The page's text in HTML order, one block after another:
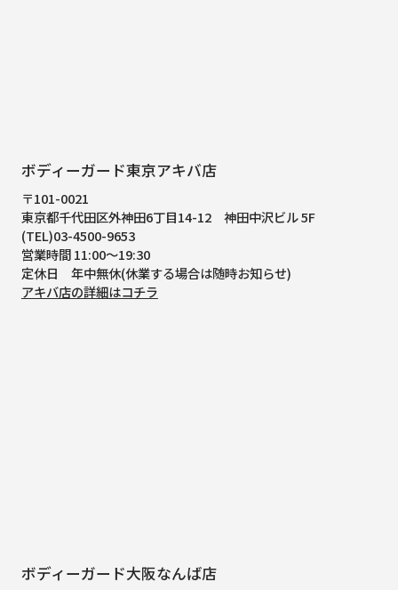
ボディーガード東京アキバ店
〒101-0021
東京都千代田区外神田6丁目14-12 神田中沢ビル 5F
(TEL)03-4500-9653
営業時間 11:00～19:30
定休日 年中無休(休業する場合は随時お知らせ)
アキバ店の詳細はコチラ
ボディーガード大阪なんば店